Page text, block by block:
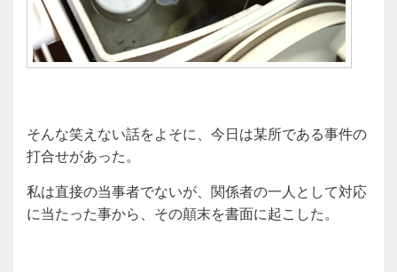
そんな笑えない話をよそに、今日は某所である事件の
打合せがあった。
私は直接の当事者でないが、関係者の一人として対応
に当たった事から、その顛末を書面に起こした。